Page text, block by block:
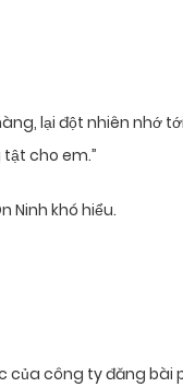
lại đột nhiên nhớ
cho em.”
Ninh khó hiểu.
của công ty đăng bài